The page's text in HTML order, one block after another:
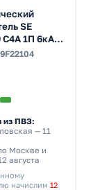
SE
С4А 1П 6кА
из ПВЗ:
— 11
Москве и
августа
начислим 12